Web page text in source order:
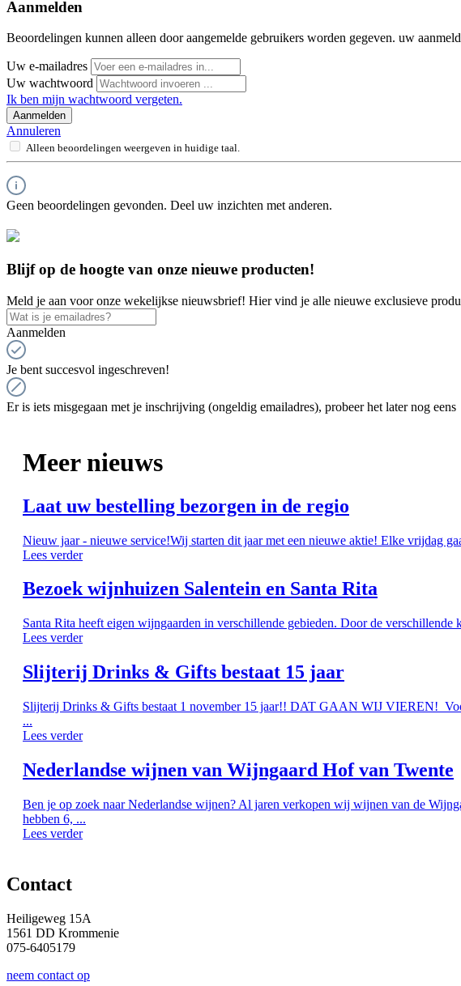
Aanmelden
Beoordelingen kunnen alleen door aangemelde gebruikers worden gegeven. uw
Uw e-mailadres
Uw wachtwoord
Ik ben mijn wachtwoord vergeten.
Aanmelden
Annuleren
Alleen beoordelingen weergeven in huidige taal.
Geen beoordelingen gevonden. Deel uw inzichten met anderen.
Blijf op de hoogte van onze nieuwe producten!
Meld je aan voor onze wekelijkse nieuwsbrief! Hier vind je alle nieuwe exclusieve
Aanmelden
Je bent succesvol ingeschreven!
Er is iets misgegaan met je inschrijving (ongeldig emailadres), probeer het later nog eens
Meer nieuws
Laat uw bestelling bezorgen in de regio
Nieuw jaar - nieuwe service!Wij starten dit jaar met een nieuwe aktie! Elke vrijdag
Lees verder
Bezoek wijnhuizen Salentein en Santa Rita
Santa Rita heeft eigen wijngaarden in verschillende gebieden. Door de
Lees verder
Slijterij Drinks & Gifts bestaat 15 jaar
Slijterij Drinks & Gifts bestaat 1 november 15 jaar!! DAT GAAN WIJ VIEREN!
...
Lees verder
Nederlandse wijnen van Wijngaard Hof van Twente
Ben je op zoek naar Nederlandse wijnen? Al jaren verkopen wij wijnen van de
hebben 6, ...
Lees verder
Contact
Heiligeweg 15A
1561 DD Krommenie
075-6405179
neem contact op